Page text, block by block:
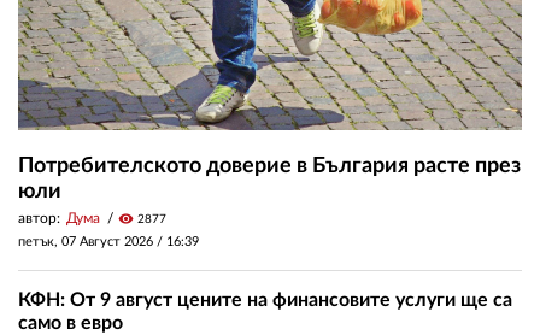
Потребителското доверие в България расте през
юли
автор: Дума visibility 2877
петък, 07 Август 2026 / 16:39
КФН: От 9 август цените на финансовите услуги ще са
само в евро